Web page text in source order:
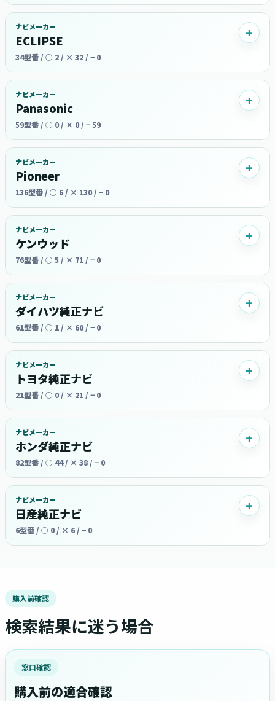
ナビメーカー
ECLIPSE
34型番 / ○ 2 / × 32 / − 0
ナビメーカー
Panasonic
59型番 / ○ 0 / × 0 / − 59
ナビメーカー
Pioneer
136型番 / ○ 6 / × 130 / − 0
ナビメーカー
ケンウッド
76型番 / ○ 5 / × 71 / − 0
ナビメーカー
ダイハツ純正ナビ
61型番 / ○ 1 / × 60 / − 0
ナビメーカー
トヨタ純正ナビ
21型番 / ○ 0 / × 21 / − 0
ナビメーカー
ホンダ純正ナビ
82型番 / ○ 44 / × 38 / − 0
ナビメーカー
日産純正ナビ
6型番 / ○ 0 / × 6 / − 0
購入前確認
検索結果に迷う場合
窓口確認
購入前の適合確認